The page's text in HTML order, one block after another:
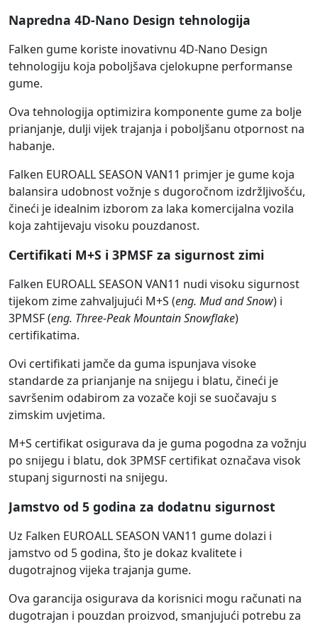
Napredna 4D-Nano Design tehnologija
Falken gume koriste inovativnu 4D-Nano Design
tehnologiju koja poboljšava cjelokupne performanse
gume.
Ova tehnologija optimizira komponente gume za bolje
prianjanje, dulji vijek trajanja i poboljšanu otpornost na
habanje.
Falken EUROALL SEASON VAN11 primjer je gume koja
balansira udobnost vožnje s dugoročnom izdržljivošću,
čineći je idealnim izborom za laka komercijalna vozila
koja zahtijevaju visoku pouzdanost.
Certifikati M+S i 3PMSF za sigurnost zimi
Falken EUROALL SEASON VAN11 nudi visoku sigurnost
tijekom zime zahvaljujući M+S (eng. Mud and Snow) i
3PMSF (eng. Three-Peak Mountain Snowflake)
certifikatima.
Ovi certifikati jamče da guma ispunjava visoke
standarde za prianjanje na snijegu i blatu, čineći je
savršenim odabirom za vozače koji se suočavaju s
zimskim uvjetima.
M+S certifikat osigurava da je guma pogodna za vožnju
po snijegu i blatu, dok 3PMSF certifikat označava visok
stupanj sigurnosti na snijegu.
Jamstvo od 5 godina za dodatnu sigurnost
Uz Falken EUROALL SEASON VAN11 gume dolazi i
jamstvo od 5 godina, što je dokaz kvalitete i
dugotrajnog vijeka trajanja gume.
Ova garancija osigurava da korisnici mogu računati na
dugotrajan i pouzdan proizvod, smanjujući potrebu za